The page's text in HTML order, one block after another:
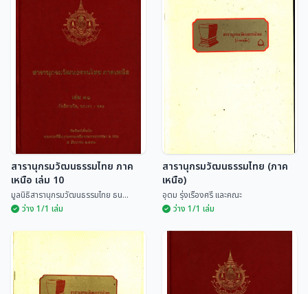
สารานุกรมวัฒนธรรมไทย
สารานุกรมวัฒนธรรมไทย
ภาคเหนือ เล่ม 11
มูลนิธิสารานุกรมวัฒนธรรมไทย
สารานุกรมวัฒนธรรมไทย
ภาคเหนือ เล่ม 10
สารานุกรมวัฒนธรรมไทย ภาค
เหนือ เล่ม 10
มูลนิธิสารานุกรมวัฒนธรรมไทย ธน...
ว่าง 1/1 เล่ม
สารานุกรมวัฒนธรรมไทย
สารานุกรมวัฒนธรรมไทย (ภาค
เหนือ)
อุดม รุ่งเรืองศรี และคณะ
ว่าง 1/1 เล่ม